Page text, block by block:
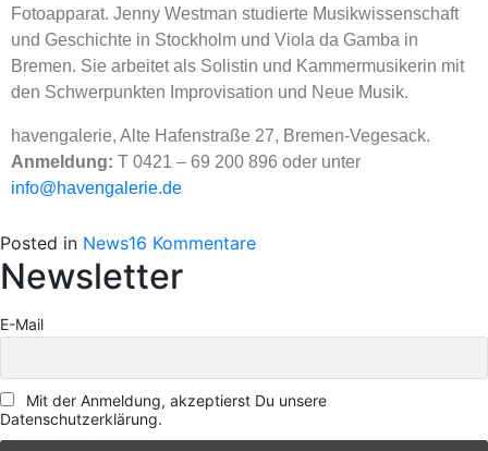
Fotoapparat. Jenny Westman studierte Musikwissenschaft
und Geschichte in Stockholm und Viola da Gamba in
Bremen. Sie arbeitet als Solistin und Kammermusikerin mit
den Schwerpunkten Improvisation und Neue Musik.
havengalerie, Alte Hafenstraße 27, Bremen-Vegesack.
Anmeldung: T 0421 – 69 200 896 oder unter
info@havengalerie.de
Posted in News16 Kommentare
Newsletter
E-Mail
Mit der Anmeldung, akzeptierst Du unsere
Datenschutzerklärung.